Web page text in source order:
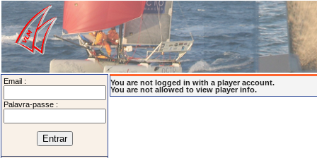
Email :
Palavra-passe :
You are not logged in with a player account.
You are not allowed to view player info.